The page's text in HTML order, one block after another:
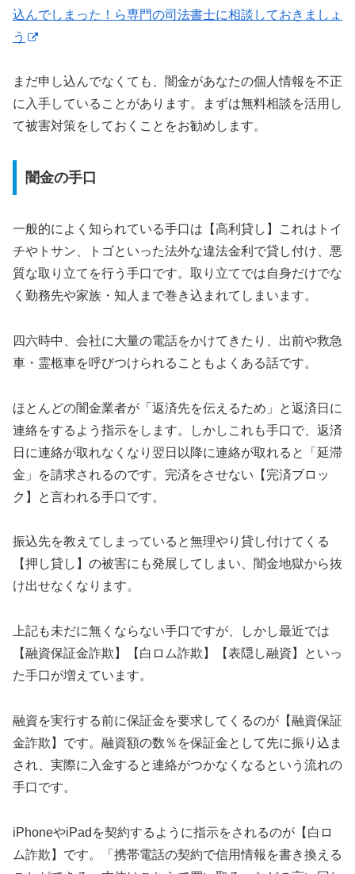
込んでしまった！ら専門の司法書士に相談しておきましょ
う
まだ申し込んでなくても、闇金があなたの個人情報を不正
に入手していることがあります。まずは無料相談を活用し
て被害対策をしておくことをお勧めします。
闇金の手口
一般的によく知られている手口は【高利貸し】これはトイ
チやトサン、トゴといった法外な違法金利で貸し付け、悪
質な取り立てを行う手口です。取り立てでは自身だけでな
く勤務先や家族・知人まで巻き込まれてしまいます。
四六時中、会社に大量の電話をかけてきたり、出前や救急
車・霊柩車を呼びつけられることもよくある話です。
ほとんどの闇金業者が「返済先を伝えるため」と返済日に
連絡をするよう指示をします。しかしこれも手口で、返済
日に連絡が取れなくなり翌日以降に連絡が取れると「延滞
金」を請求されるのです。完済をさせない【完済ブロッ
ク】と言われる手口です。
振込先を教えてしまっていると無理やり貸し付けてくる
【押し貸し】の被害にも発展してしまい、闇金地獄から抜
け出せなくなります。
上記も未だに無くならない手口ですが、しかし最近では
【融資保証金詐欺】【白ロム詐欺】【表隠し融資】といっ
た手口が増えています。
融資を実行する前に保証金を要求してくるのが【融資保証
金詐欺】です。融資額の数％を保証金として先に振り込ま
され、実際に入金すると連絡がつかなくなるという流れの
手口です。
iPhoneやiPadを契約するように指示をされるのが【白ロ
ム詐欺】です。「携帯電話の契約で信用情報を書き換える